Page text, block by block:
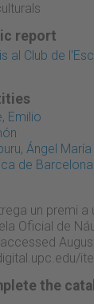
report
al Club de
Emilio
Ángel María
de Barcelona
un premi
Oficial de
the